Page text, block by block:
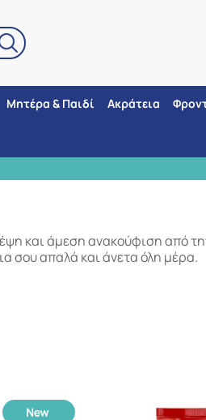
Μητέρα & Παιδί Ακράτεια
και άμεση ανακούφιση από
σου απαλά και άνετα όλη μέρα.